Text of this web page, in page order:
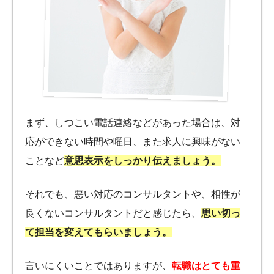
まず、しつこい電話連絡などがあった場合は、対
応ができない時間や曜日、また求人に興味がない
ことなど意思表示をしっかり伝えましょう。
それでも、悪い対応のコンサルタントや、相性が
良くないコンサルタントだと感じたら、 思い切っ
て担当を変えてもらいましょう。
言いにくいことではありますが、 転職はとても重